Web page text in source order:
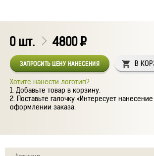
0шт. 4800Р
ЗАПРОСИТЬ ЦЕНУ НАНЕСЕНИЯ В
Хотите нанести логотип?
Добавьте товар в корзину.
Поставьте галочку «Интересует
оформлении заказа.